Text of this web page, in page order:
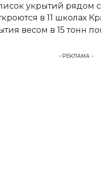
укрытий рядом
в 11 школах
весом в 15 тонн
- РЕКЛАМА -